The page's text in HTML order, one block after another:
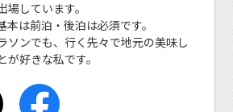
しています。
は前泊・後泊は必須です。
ソンでも、行く先々で地元の美味し
好きな私です。